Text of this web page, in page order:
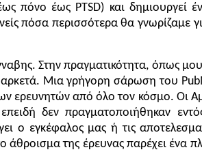
πόνο έως PTSD) και δημιουργεί
πόσα περισσότερα θα
Στην πραγματικότητα, όπως
Μια γρήγορη σάρωση του
ερευνητών από όλο τον κόσμο. Οι
δεν πραγματοποιήθηκαν
ο εγκέφαλος μας ή τις
της έρευνας παρέχει ένα